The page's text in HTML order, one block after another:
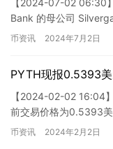
语。）
【2024-07-02 06:30
Bank 的母公司
币资讯 2024年7月2日
PYTH现报0.5393
【2024-02-02 16:04
前交易价格为0.5393
情波动较为剧烈，请务…
币资讯 2024年2月2日